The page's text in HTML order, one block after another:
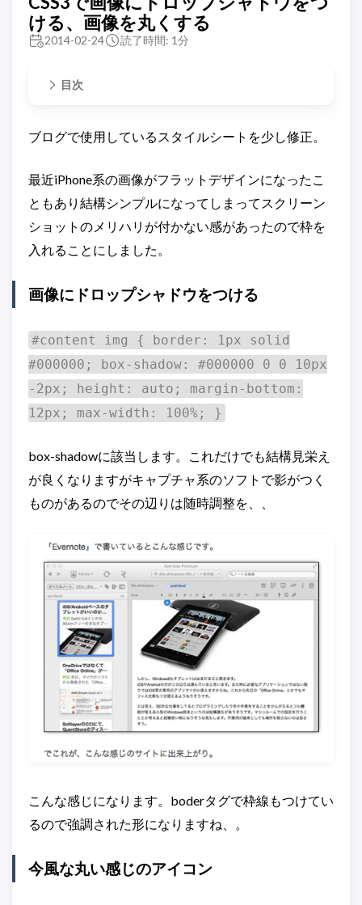
ける、画像を丸くする
2014-02-24 読了時間: 1分
目次
ブログで使用しているスタイルシートを少し修正。
最近iPhone系の画像がフラットデザインになったこ
ともあり結構シンプルになってしまってスクリーン
ショットのメリハリが付かない感があったので枠を
入れることにしました。
画像にドロップシャドウをつける
#content img { border: 1px solid
#000000; box-shadow: #000000 0 0 10px
-2px; height: auto; margin-bottom:
12px; max-width: 100%; }
box-shadowに該当します。これだけでも結構見栄え
が良くなりますがキャプチャ系のソフトで影がつく
ものがあるのでその辺りは随時調整を、、
こんな感じになります。boderタグで枠線もつけてい
るので強調された形になりますね、。
今風な丸い感じのアイコン